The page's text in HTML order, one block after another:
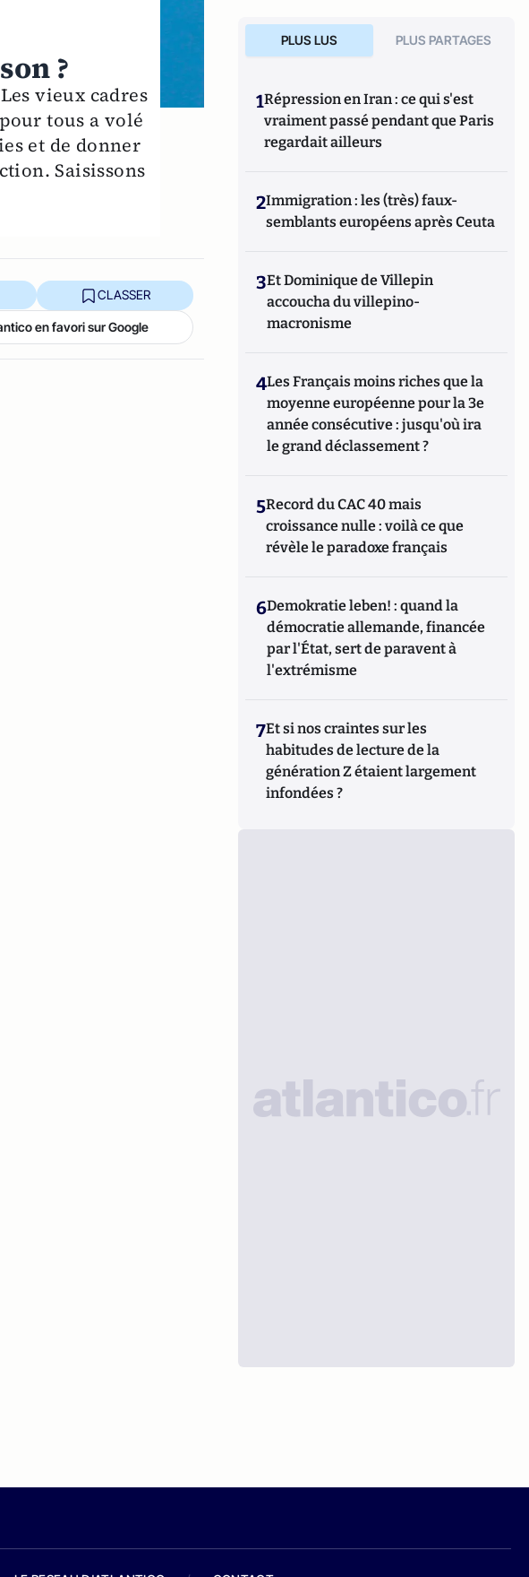
?
vieux cadres
tous a volé
et de donner
Saisissons
CLASSER
en favori sur Google
PLUS LUS PLUS PARTAGES
1Répression en Iran : ce qui s'est
vraiment passé pendant que Paris
regardait ailleurs
2Immigration : les (très) faux-
semblants européens après Ceuta
3Et Dominique de Villepin
accoucha du villepino-
macronisme
4Les Français moins riches que la
moyenne européenne pour la 3e
année consécutive : jusqu'où ira
le grand déclassement ?
5Record du CAC 40 mais
croissance nulle : voilà ce que
révèle le paradoxe français
6Demokratie leben! : quand la
démocratie allemande, financée
par l'État, sert de paravent à
l'extrémisme
7Et si nos craintes sur les
habitudes de lecture de la
génération Z étaient largement
infondées ?